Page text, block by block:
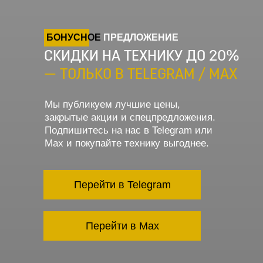
Мы публикуем лучшие цены,
закрытые акции и спецпредложения.
Подпишитесь на нас в Telegram или
Max и покупайте технику выгоднее.
Перейти в Telegram
Перейти в Max
СКИДКИ НА ТЕХНИКУ ДО 20%
— ТОЛЬКО В TELEGRAM / MAX
БОНУСНОЕ ПРЕДЛОЖЕНИЕ